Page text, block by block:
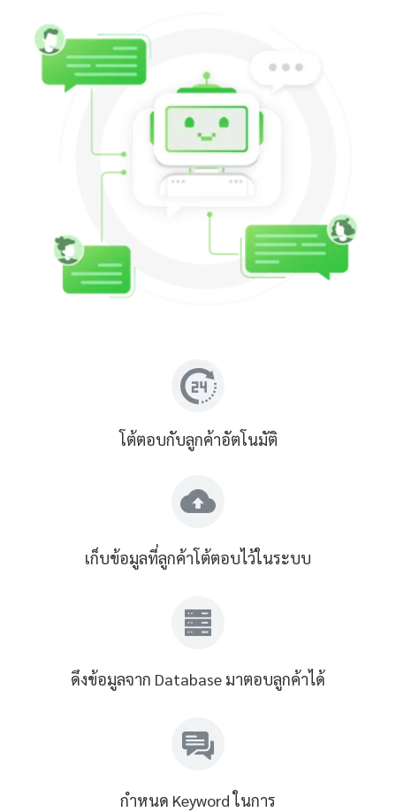
โต้ตอบกับลูกค้าอัตโนมัติ
เก็บข้อมูลที่ลูกค้าโต้ตอบไว้ในระบบ
ดึงข้อมูลจาก Database มาตอบลูกค้าได้
กำหนด Keyword ในการ